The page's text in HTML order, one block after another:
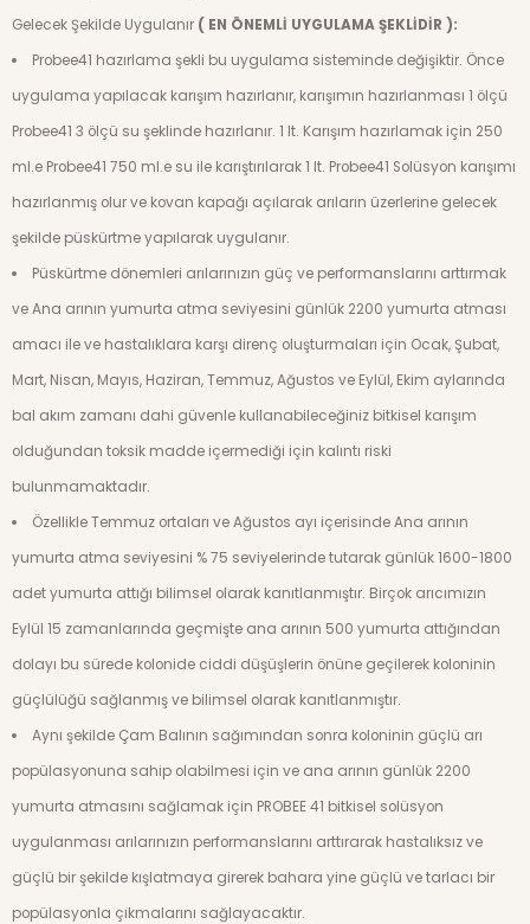
Gelecek Şekilde Uygulanır ( EN ÖNEMLİ UYGULAMA ŞEKLİDİR ):
Probee41 hazırlama şekli bu uygulama sisteminde değişiktir. Önce
uygulama yapılacak karışım hazırlanır, karışımın hazırlanması 1 ölçü
Probee41 3 ölçü su şeklinde hazırlanır. 1 lt. Karışım hazırlamak için 250
ml.e Probee41 750 ml.e su ile karıştırılarak 1 lt. Probee41 Solüsyon karışımı
hazırlanmış olur ve kovan kapağı açılarak arıların üzerlerine gelecek
şekilde püskürtme yapılarak uygulanır.
Püskürtme dönemleri arılarınızın güç ve performanslarını arttırmak
ve Ana arının yumurta atma seviyesini günlük 2200 yumurta atması
amacı ile ve hastalıklara karşı direnç oluşturmaları için Ocak, Şubat,
Mart, Nisan, Mayıs, Haziran, Temmuz, Ağustos ve Eylül, Ekim aylarında
bal akım zamanı dahi güvenle kullanabileceğiniz bitkisel karışım
olduğundan toksik madde içermediği için kalıntı riski
bulunmamaktadır.
Özellikle Temmuz ortaları ve Ağustos ayı içerisinde Ana arının
yumurta atma seviyesini % 75 seviyelerinde tutarak günlük 1600-1800
adet yumurta attığı bilimsel olarak kanıtlanmıştır. Birçok arıcımızın
Eylül 15 zamanlarında geçmişte ana arının 500 yumurta attığından
dolayı bu sürede kolonide ciddi düşüşlerin önüne geçilerek koloninin
güçlülüğü sağlanmış ve bilimsel olarak kanıtlanmıştır.
Aynı şekilde Çam Balının sağımından sonra koloninin güçlü arı
popülasyonuna sahip olabilmesi için ve ana arının günlük 2200
yumurta atmasını sağlamak için PROBEE 41 bitkisel solüsyon
uygulanması arılarınızın performanslarını arttırarak hastalıksız ve
güçlü bir şekilde kışlatmaya girerek bahara yine güçlü ve tarlacı bir
popülasyonla çıkmalarını sağlayacaktır.